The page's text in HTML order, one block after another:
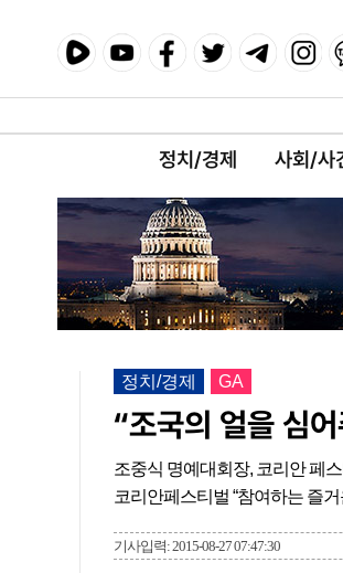
정치/경제 사회/사
정치/경제 GA
“조국의 얼을 심
조중식 명예대회장, 코리안 페
코리안페스티벌 “참여하는 즐
기사입력: 2015-08-27 07:47:30